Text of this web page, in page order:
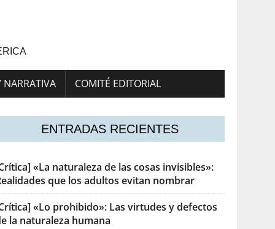
NARRATIVA COMITÉ EDITORIAL
ENTRADAS RECIENTES
«La naturaleza de las cosas invisibles»:
que los adultos evitan nombrar
«Lo prohibido»: Las virtudes y defectos
la naturaleza humana